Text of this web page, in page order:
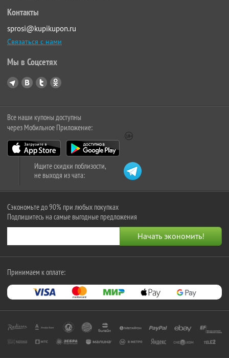
Контакты
sprosi@kupikupon.ru
Связаться с нами
Мы в Соцсетях
Все наши купоны доступны
через Мобильное Приложение:
Ищите скидки поблизости,
не выходя из чата:
Сэкономьте до 90% при любых покупках
Подпишитесь на самые выгодные предложения
Принимаем к оплате: